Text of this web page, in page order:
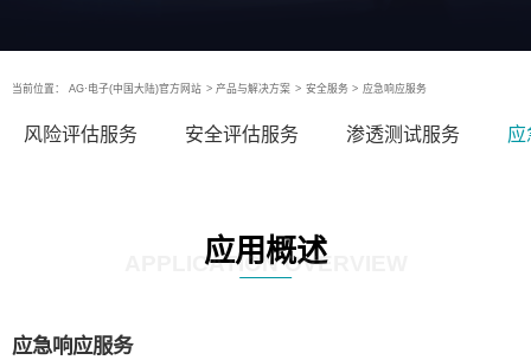
当前位置： AG·电子(中国大陆)官方网站 > 产品与解决方案 > 安全服务 > 应急响应服务
风险评估服务 安全评估服务 渗透测试服务 应
应用概述
APPLICATION OVERVIEW
应急响应服务